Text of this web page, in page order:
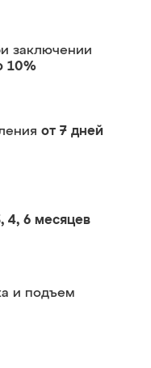
заключении
10%
от 7 дней
4, 6 месяцев
и подъем